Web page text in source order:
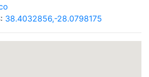
38.4032856,-28.0798175